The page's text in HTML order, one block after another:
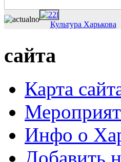
Культура Харькова
сайта
Карта
Инфо о
Добавить